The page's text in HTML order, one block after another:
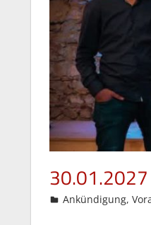
30.01.2027
13. Mai 2026
Gordon Ohlendorf
Ankündigung,